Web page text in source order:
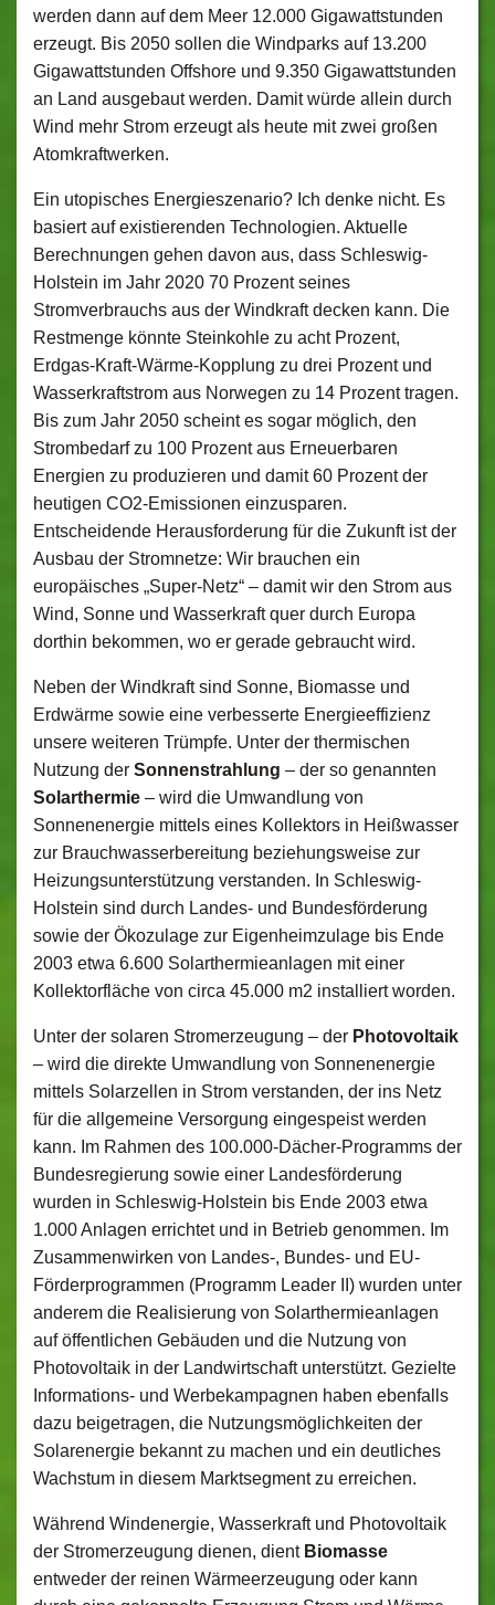
werden dann auf dem Meer 12.000 Gigawattstunden
erzeugt. Bis 2050 sollen die Windparks auf 13.200
Gigawattstunden Offshore und 9.350 Gigawattstunden
an Land ausgebaut werden. Damit würde allein durch
Wind mehr Strom erzeugt als heute mit zwei großen
Atomkraftwerken.
Ein utopisches Energieszenario? Ich denke nicht. Es
basiert auf existierenden Technologien. Aktuelle
Berechnungen gehen davon aus, dass Schleswig-
Holstein im Jahr 2020 70 Prozent seines
Stromverbrauchs aus der Windkraft decken kann. Die
Restmenge könnte Steinkohle zu acht Prozent,
Erdgas-Kraft-Wärme-Kopplung zu drei Prozent und
Wasserkraftstrom aus Norwegen zu 14 Prozent tragen.
Bis zum Jahr 2050 scheint es sogar möglich, den
Strombedarf zu 100 Prozent aus Erneuerbaren
Energien zu produzieren und damit 60 Prozent der
heutigen CO2-Emissionen einzusparen.
Entscheidende Herausforderung für die Zukunft ist der
Ausbau der Stromnetze: Wir brauchen ein
europäisches „Super-Netz“ – damit wir den Strom aus
Wind, Sonne und Wasserkraft quer durch Europa
dorthin bekommen, wo er gerade gebraucht wird.
Neben der Windkraft sind Sonne, Biomasse und
Erdwärme sowie eine verbesserte Energieeffizienz
unsere weiteren Trümpfe. Unter der thermischen
Nutzung der Sonnenstrahlung – der so genannten
Solarthermie – wird die Umwandlung von
Sonnenenergie mittels eines Kollektors in Heißwasser
zur Brauchwasserbereitung beziehungsweise zur
Heizungsunterstützung verstanden. In Schleswig-
Holstein sind durch Landes- und Bundesförderung
sowie der Ökozulage zur Eigenheimzulage bis Ende
2003 etwa 6.600 Solarthermieanlagen mit einer
Kollektorfläche von circa 45.000 m2 installiert worden.
Unter der solaren Stromerzeugung – der Photovoltaik
– wird die direkte Umwandlung von Sonnenenergie
mittels Solarzellen in Strom verstanden, der ins Netz
für die allgemeine Versorgung eingespeist werden
kann. Im Rahmen des 100.000-Dächer-Programms der
Bundesregierung sowie einer Landesförderung
wurden in Schleswig-Holstein bis Ende 2003 etwa
1.000 Anlagen errichtet und in Betrieb genommen. Im
Zusammenwirken von Landes-, Bundes- und EU-
Förderprogrammen (Programm Leader II) wurden unter
anderem die Realisierung von Solarthermieanlagen
auf öffentlichen Gebäuden und die Nutzung von
Photovoltaik in der Landwirtschaft unterstützt. Gezielte
Informations- und Werbekampagnen haben ebenfalls
dazu beigetragen, die Nutzungsmöglichkeiten der
Solarenergie bekannt zu machen und ein deutliches
Wachstum in diesem Marktsegment zu erreichen.
Während Windenergie, Wasserkraft und Photovoltaik
der Stromerzeugung dienen, dient Biomasse
entweder der reinen Wärmeerzeugung oder kann